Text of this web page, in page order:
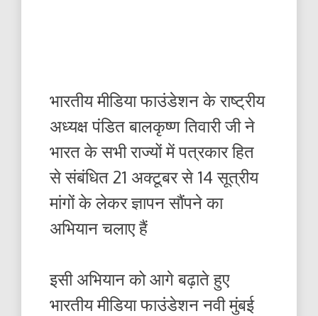
भारतीय मीडिया फाउंडेशन के राष्ट्रीय
अध्यक्ष पंडित बालकृष्ण तिवारी जी ने
भारत के सभी राज्यों में पत्रकार हित
से संबंधित 21 अक्टूबर से 14 सूत्रीय
मांगों के लेकर ज्ञापन सौंपने का
अभियान चलाए हैं
इसी अभियान को आगे बढ़ाते हुए
भारतीय मीडिया फाउंडेशन नवी मुंबई